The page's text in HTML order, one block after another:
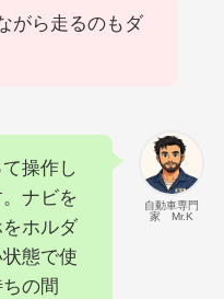
がら走るのもダ
自動車専門
家 Mr.K
操作し
ナビを
ホルダ
態で使
の間